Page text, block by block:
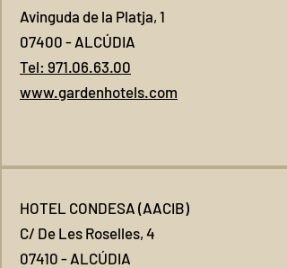
Avinguda de la Platja, 1
07400 - ALCÚDIA
Tel: 971.06.63.00
www.gardenhotels.com
HOTEL CONDESA (AACIB)
C/ De Les Roselles, 4
07410 - ALCÚDIA